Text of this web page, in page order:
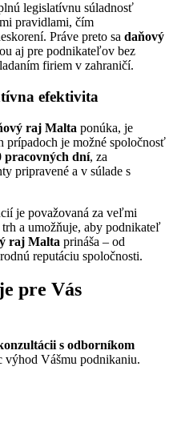
legislatívnu súladnosť
pravidlami, čím
Práve preto sa daňový
aj pre podnikateľov bez
firiem v zahraničí.
efektivita
raj Malta ponúka, je
prípadoch je možné spoločnosť
pracovných dní, za
pripravené a v súlade s
je považovaná za veľmi
a umožňuje, aby podnikateľ
raj Malta prináša – od
reputáciu spoločnosti.
pre Vás
s odborníkom
výhod Vášmu podnikaniu.